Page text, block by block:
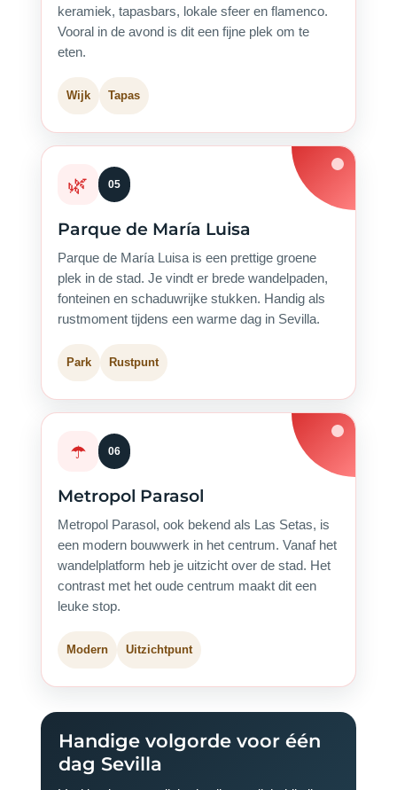
keramiek, tapasbars, lokale sfeer en flamenco.
Vooral in de avond is dit een fijne plek om te
eten.
Wijk Tapas
🌿 05
Parque de María Luisa
Parque de María Luisa is een prettige groene
plek in de stad. Je vindt er brede wandelpaden,
fonteinen en schaduwrijke stukken. Handig als
rustmoment tijdens een warme dag in Sevilla.
Park Rustpunt
☂️ 06
Metropol Parasol
Metropol Parasol, ook bekend als Las Setas, is
een modern bouwwerk in het centrum. Vanaf het
wandelplatform heb je uitzicht over de stad. Het
contrast met het oude centrum maakt dit een
leuke stop.
Modern Uitzichtpunt
Handige volgorde voor één
dag Sevilla